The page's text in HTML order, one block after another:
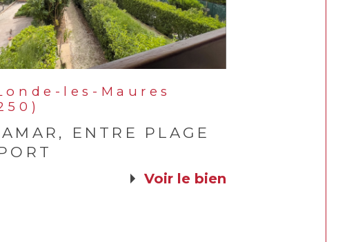
les-Maures
ENTRE PLAGE
voir le bien